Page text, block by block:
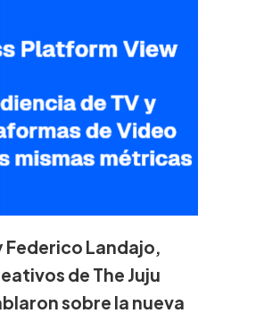
Federico Landajo,
de The Juju
sobre la nueva